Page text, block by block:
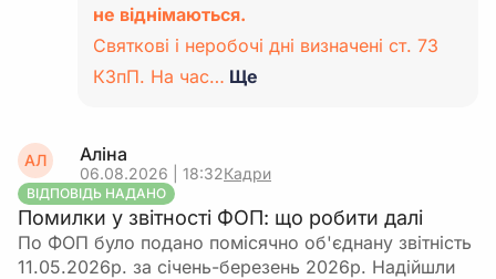
не віднімаються.
Святкові і неробочі дні визначені ст. 73
КЗпП. На час… Ще
АЛ Аліна
06.08.2026 | 18:32Кадри
ВІДПОВІДЬ НАДАНО
Помилки у звітності ФОП: що робити далі
По ФОП було подано помісячно об'єднану звітність
11.05.2026р. за січень-березень 2026р. Надійшли